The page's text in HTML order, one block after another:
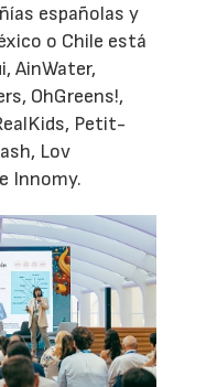
españolas y
o Chile está
AinWater,
OhGreens!,
Petit-
Lov
Innomy.